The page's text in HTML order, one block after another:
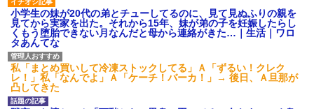
百年の恋12-899 食べた量を
張り合ってくる
【悲報】佐藤輝明・・・２軍
でも盛大にやらかす←あまり悲
しませないでくれ
小学生の妹が20代の弟とチューしてるのに、見て見ぬふりの親を
見てから実家を出た。それから15年、妹が弟の子を妊娠したらし
くもう堕胎できない月なんだと母から連絡がきた…｜生活｜ワロ
タあんてな
私「まとめ買いして冷凍ストックしてる」Ａ「ずるい！クレク
レ！」私「なんでよ」Ａ「ケーチ！バーカ！」→ 後日、Ａ旦那が
凸してきた